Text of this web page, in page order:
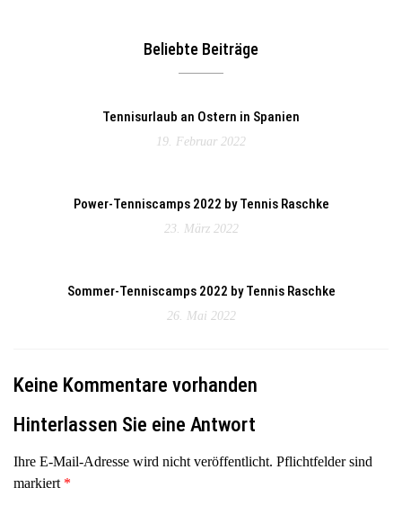
Beliebte Beiträge
Tennisurlaub an Ostern in Spanien
19. Februar 2022
Power-Tenniscamps 2022 by Tennis Raschke
23. März 2022
Sommer-Tenniscamps 2022 by Tennis Raschke
26. Mai 2022
Keine Kommentare vorhanden
Hinterlassen Sie eine Antwort
Ihre E-Mail-Adresse wird nicht veröffentlicht. Pflichtfelder sind
markiert *